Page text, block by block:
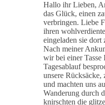
Hallo ihr Lieben,
das Glück, einen
verbringen. Liebe
ihren
eingeladen sie dort
Nach meiner
wir bei einer Tasse
Tagesablauf
unsere Rücksäcke,
und machten uns
Wanderung durch
knirschten die